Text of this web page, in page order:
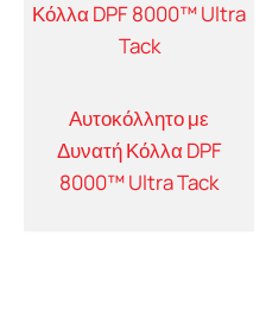
Αυτοκόλλητο με
Δυνατή Κόλλα DPF
8000™ Ultra Tack